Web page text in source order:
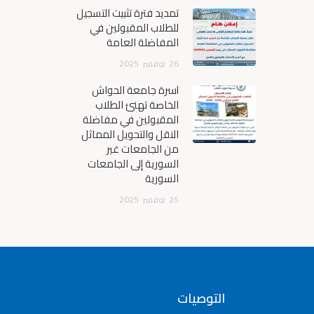
تمديد فترة تثبيت التسجيل
للطلاب المقبولين في
المفاضلة العامة
26 نوفمبر 2025
أسرة جامعة الحواش
الخاصة تهنئ الطلاب
المقبولين في مفاضلة
النقل والتحويل المماثل
من الجامعات غير
السورية إلى الجامعات
السورية
25 نوفمبر 2025
التوصيات